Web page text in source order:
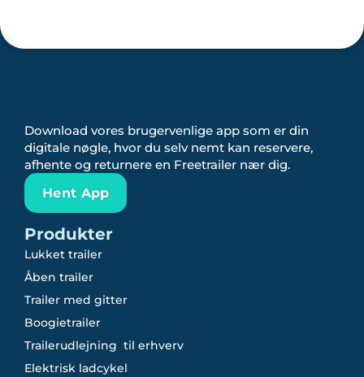
Download vores brugervenlige app som er din
digitale nøgle, hvor du selv nemt kan reservere,
afhente og returnere en Freetrailer nær dig.
Hent App
Produkter
Lukket trailer
Åben trailer
Trailer med gitter
Boogietrailer
Trailerudlejning til erhverv
Elektrisk ladcykel